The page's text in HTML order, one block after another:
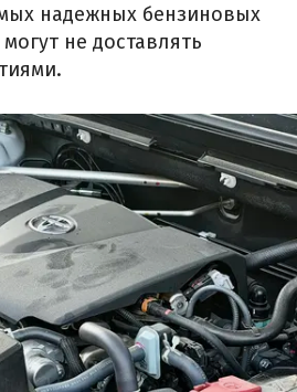
надежных бензиновых
не доставлять